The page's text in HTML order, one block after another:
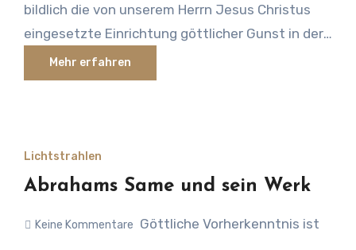
bildlich die von unserem Herrn Jesus Christus
eingesetzte Einrichtung göttlicher Gunst in der
Abendmahlsfeier oder heiligen Gemeinschaft
dar. Wie der Apostel in unserem Leittext zeigte,
Passahs, mit dem wir Christen zu tun haben. Wir
sind jedoch zu unserem Verständnis nicht nur
klare, göttliche Aussagen von unserem Herrn
Mehr erfahren
Lichtstrahlen
Abrahams Same und sein Werk
Keine Kommentare Göttliche Vorherkenntnis ist